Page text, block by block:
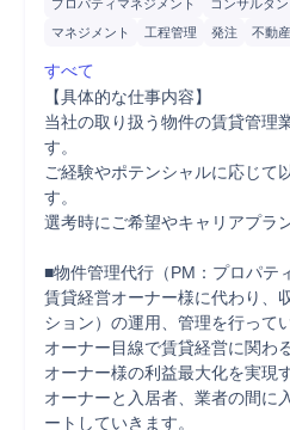
プロパティマネジメント コンサルタン
マネジメント
工程管理 発注 不動
すべて
【具体的な仕事内容】
当社の取り扱う物件の賃貸管理
す。
ご経験やポテンシャルに応じて
す。
選考時にご希望やキャリアプラ
■物件管理代行（PM：プロパテ
賃貸経営オーナー様に代わり、
ション）の運用、管理を行って
オーナー目線で賃貸経営に関わ
オーナー様の利益最大化を実現
オーナーと入居者、業者の間に
ートしていきます。